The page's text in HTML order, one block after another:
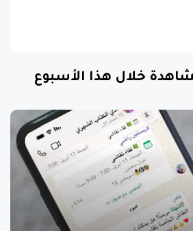
خلال هذا الأسبوع